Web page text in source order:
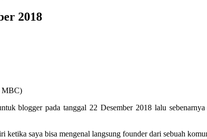
2018
MBC)
blogger pada tanggal 22 Desember 2018 lalu
ketika saya bisa mengenal langsung founder dari sebuah